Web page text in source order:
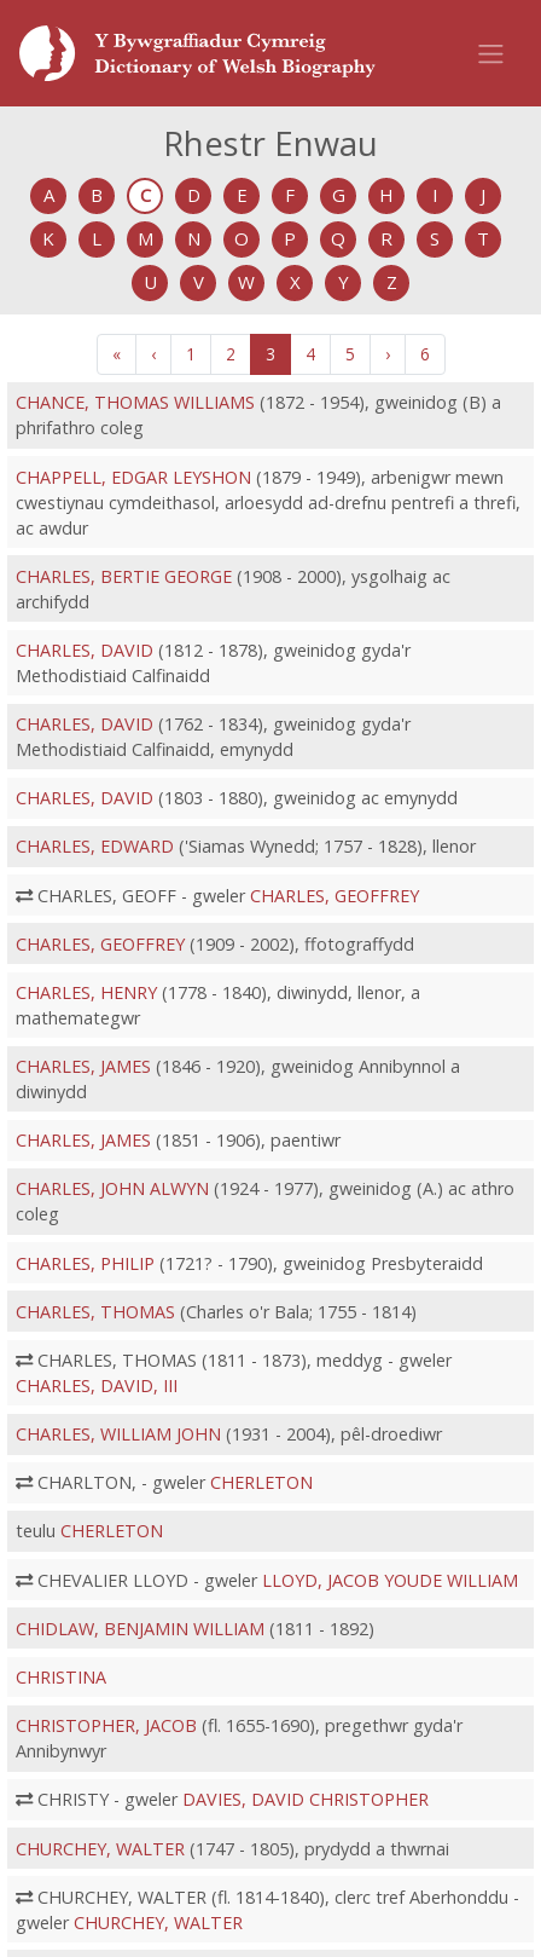
Rhestr Enwau
A B C D E F G H I
J
K
L M N O P Q R S
T
U
V W X Y Z
« ‹ 1 2 3 4 5 › 6
CHANCE, THOMAS WILLIAMS (1872 - 1954), gweinidog (B) a
phrifathro coleg
CHAPPELL, EDGAR LEYSHON (1879 - 1949), arbenigwr mewn
cwestiynau cymdeithasol, arloesydd ad-drefnu pentrefi a threfi,
ac awdur
CHARLES, BERTIE GEORGE(1908 - 2000), ysgolhaig ac
archifydd
CHARLES, DAVID (1812 - 1878), gweinidog gyda'r
Methodistiaid Calfinaidd
CHARLES, DAVID (1762 - 1834), gweinidog gyda'r
Methodistiaid Calfinaidd, emynydd
CHARLES, DAVID (1803 - 1880), gweinidog ac emynydd
CHARLES, EDWARD ('Siamas Wynedd; 1757 - 1828), llenor
CHARLES, GEOFF - gwelerCHARLES, GEOFFREY
CHARLES, GEOFFREY(1909 - 2002), ffotograffydd
CHARLES, HENRY(1778 - 1840), diwinydd, llenor, a
mathemategwr
CHARLES, JAMES (1846 - 1920), gweinidog Annibynnol a
diwinydd
CHARLES, JAMES (1851 - 1906), paentiwr
CHARLES, JOHN ALWYN (1924 - 1977), gweinidog (A.) ac athro
coleg
CHARLES, PHILIP (1721? - 1790), gweinidog Presbyteraidd
CHARLES, THOMAS (Charles o'r Bala; 1755 - 1814)
CHARLES, THOMAS (1811 - 1873), meddyg - gweler
CHARLES, DAVID, III
CHARLES, WILLIAM JOHN (1931 - 2004), pêl-droediwr
CHARLTON, - gwelerCHERLETON
teulu CHERLETON
CHEVALIER LLOYD - gweler LLOYD, JACOB YOUDE WILLIAM
CHIDLAW, BENJAMIN WILLIAM (1811 - 1892)
CHRISTINA
CHRISTOPHER, JACOB (fl. 1655-1690), pregethwr gyda'r
Annibynwyr
CHRISTY - gweler DAVIES, DAVID CHRISTOPHER
CHURCHEY, WALTER (1747 - 1805), prydydd a thwrnai
CHURCHEY, WALTER (fl. 1814-1840), clerc tref Aberhonddu -
gwelerCHURCHEY, WALTER